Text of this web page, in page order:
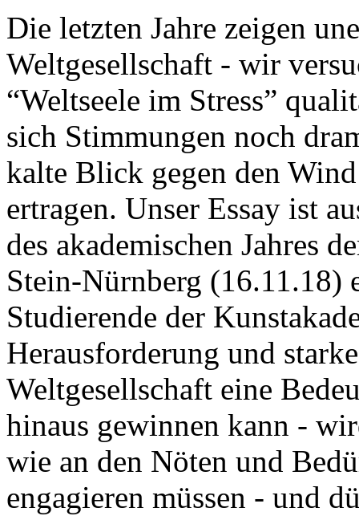
Die letzten Jahre zeigen
Weltgesellschaft - wir
“Weltseele im Stress”
sich Stimmungen noch
kalte Blick gegen den
ertragen. Unser Essay ist
des akademischen Jahres
Stein-Nürnberg (16.11.18)
Studierende der
Herausforderung und
Weltgesellschaft eine
hinaus gewinnen kann -
wie an den Nöten und
engagieren müssen - und